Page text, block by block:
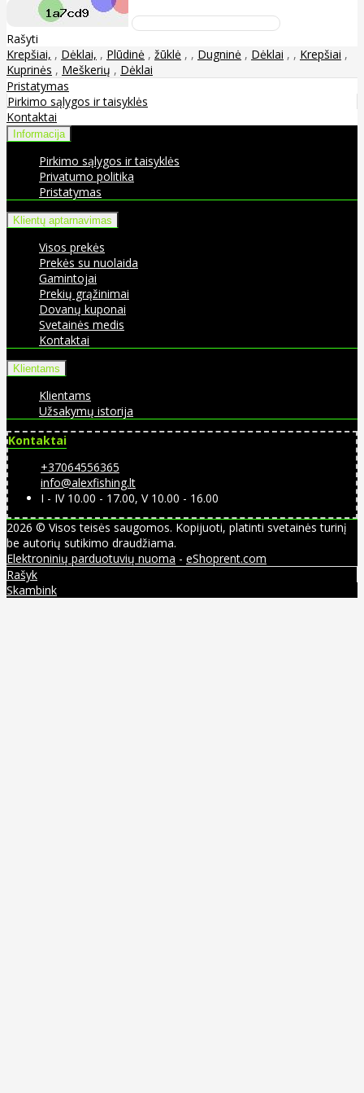
Rašyti
Krepšiai, , Dėklai, , Plūdinė , žūklė , , Dugninė , Dėklai , , Krepšiai ,
Kuprinės , Meškerių , Dėklai
Pristatymas
Pirkimo sąlygos ir taisyklės
Kontaktai
Informacija
Pirkimo sąlygos ir taisyklės
Privatumo politika
Pristatymas
Klientų aptarnavimas
Visos prekės
Prekės su nuolaida
Gamintojai
Prekių grąžinimai
Dovanų kuponai
Svetainės medis
Kontaktai
Klientams
Klientams
Užsakymų istorija
Kontaktai
+37064556365
info@alexfishing.lt
I - IV 10.00 - 17.00, V 10.00 - 16.00
2026 © Visos teisės saugomos. Kopijuoti, platinti svetainės turinį
be autorių sutikimo draudžiama.
Elektroninių parduotuvių nuoma - eShoprent.com
Rašyk
Skambink